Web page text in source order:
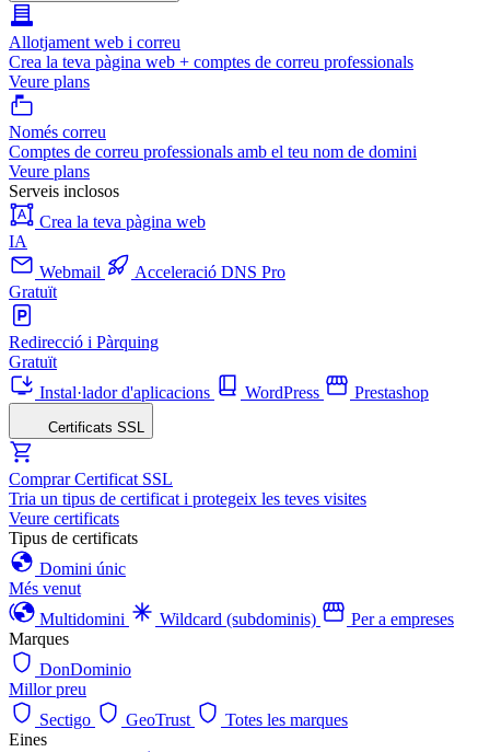
Allotjament web i correu
Crea la teva pàgina web + comptes de correu professionals
Veure plans
Només correu
Comptes de correu professionals amb el teu nom de domini
Veure plans
Serveis inclosos
Crea la teva pàgina web
IA
Webmail
Acceleració DNS Pro
Gratuït
Redirecció i Pàrquing
Gratuït
Instal·lador d'aplicacions
WordPress Prestashop
Certificats SSL
Comprar Certificat SSL
Tria un tipus de certificat i protegeix les teves visites
Veure certificats
Tipus de certificats
Domini únic
Més venut
Multidomini
Wildcard (subdominis)
Per a empreses
Marques
DonDominio
Millor preu
Sectigo
GeoTrust
Totes les marques
Eines